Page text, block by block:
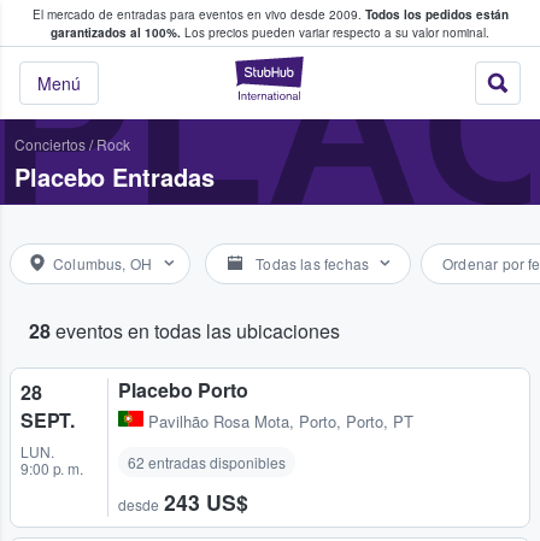
El mercado de entradas para eventos en vivo desde 2009. Todos los pedidos están
garantizados al 100%. Los precios pueden variar respecto a su valor nominal.
StubHub:
Menú
y venta de entradas entre fans
Conciertos/Rock
Placebo Entradas
Columbus, OH Todas las fechas Ordenar por
28eventos en todas las ubicaciones
28
SEPT.
LUN.
9:00 p. m.
Placebo Porto
Pavilhão Rosa Mota, Porto, Porto, PT
62 entradas disponibles
desde 243 US$